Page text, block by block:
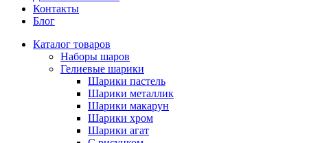
Контакты
Блог
Каталог товаров
Наборы шаров
Гелиевые шарики
Шарики пастель
Шарики металлик
Шарики макарун
Шарики хром
Шарики агат